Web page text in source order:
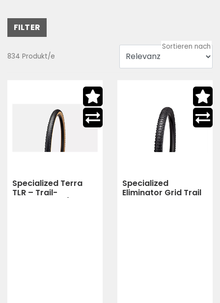
FILTER
834 Produkt/e
Specialized Terra
TLR – Trail-
Specialized
Eliminator Grid Trail